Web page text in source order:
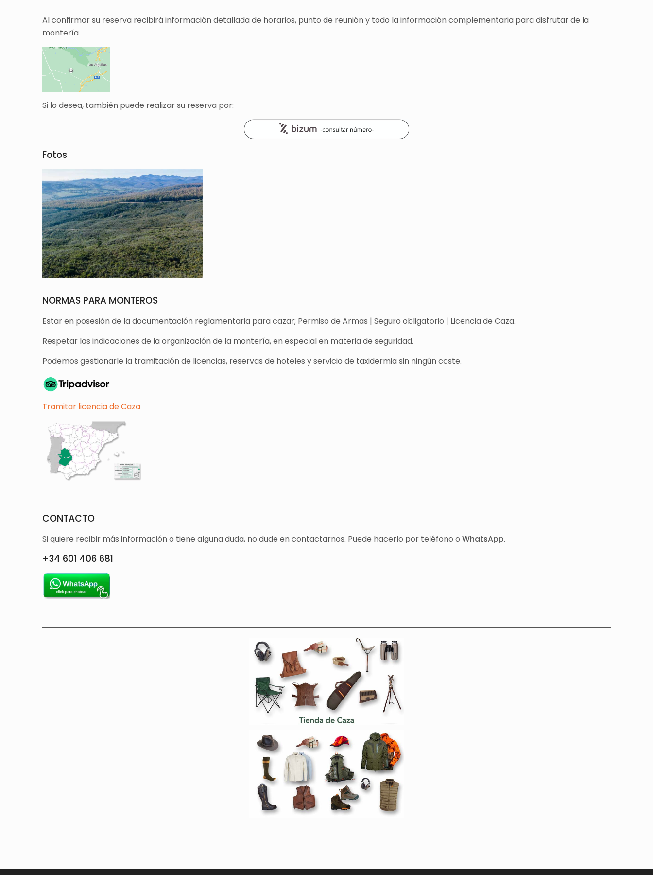
Al confirmar su reserva recibirá información detallada de horarios, punto de reunión y todo la información complementaria para disfrutar de la
montería.
Si lo desea, también puede realizar su reserva por:
Fotos
NORMAS PARA MONTEROS
Estar en posesión de la documentación reglamentaria para cazar; Permiso de Armas | Seguro obligatorio | Licencia de Caza.
Respetar las indicaciones de la organización de la montería, en especial en materia de seguridad.
Podemos gestionarle la tramitación de licencias, reservas de hoteles y servicio de taxidermia sin ningún coste.
Tramitar licencia de Caza
CONTACTO
Si quiere recibir más información o tiene alguna duda, no dude en contactarnos. Puede hacerlo por teléfono o WhatsApp.
+34 601 406 681